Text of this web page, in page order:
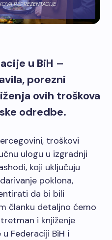
REPREZENTACIJE
u BiH –
porezni
ovih troškova
odredbe.
troškovi
ulogu u izgradnji
koji uključuju
poklona,
da bi bili
članku detaljno ćemo
i knjiženje
Federaciji BiH i